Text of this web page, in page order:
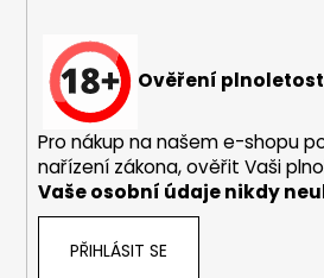
Ověření
Pro nákup na našem e-shopu
nařízení zákona, ověřit Vaši
Vaše osobní údaje nikdy
PŘIHLÁSIT SE